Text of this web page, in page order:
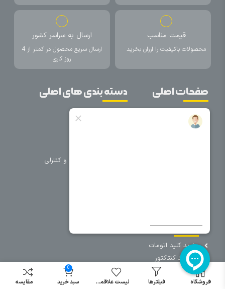
قیمت مناسب
محصولات باکیفیت را ارزان بخرید
ارسال به سراسر کشور
ارسال سریع محصول در کمتر از 4
روز کاری
صفحات اصلی
خانه
دسته بندی های اصلی
تجهیزات حفاظتی و کنترلی
سایر دسته بندی ها
خرید کلید اتومات
خرید کنتاکتور
خرید فیوز
مینیاتوری
فروشگاه فیلترها لیست علاقمندی
0
سبد خرید مقایسه